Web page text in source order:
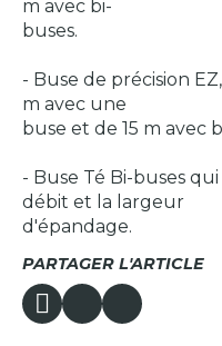
PARTAGER L'ARTICLE
m avec bi-
buses.
- Buse de précision
m avec une
buse et de 15 m avec
- Buse Té Bi-buses
débit et la largeur
d'épandage.